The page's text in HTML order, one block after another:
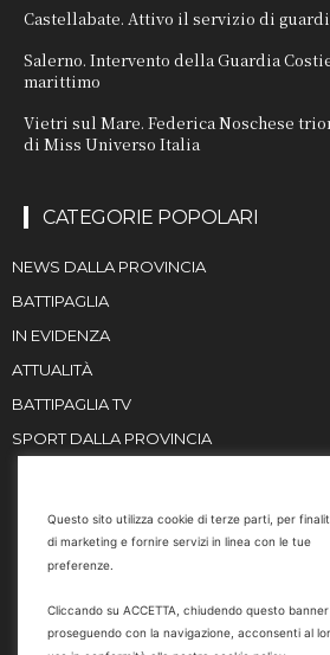
Castellabate. Attivo il servizio di
Salerno. Intervento della Guardia
marittimo
Vietri sul Mare. Federica Noschese
di Miss Universo Italia
CATEGORIE POPOLARI
NEWS DALLA PROVINCIA
BATTIPAGLIA
IN EVIDENZA
ATTUALITÀ
BATTIPAGLIA TV
SPORT DALLA PROVINCIA
Email
marketing@battipaglia1929.it
carminegaldi@virgilio.it
Questo sito utilizza cookie di terze parti, per
di marketing e fornire servizi in linea con le tue
preferenze.
Cliccando su ACCETTA, chiudendo questo
proseguendo con la navigazione, acconsenti al